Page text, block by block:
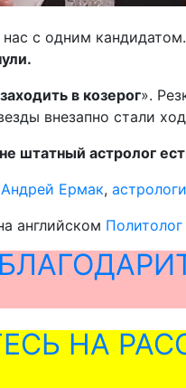
с одним
в козерог».
внезапно стали
штатный астролог
Андрей Ермак, астрологи
английском Политолог
НА